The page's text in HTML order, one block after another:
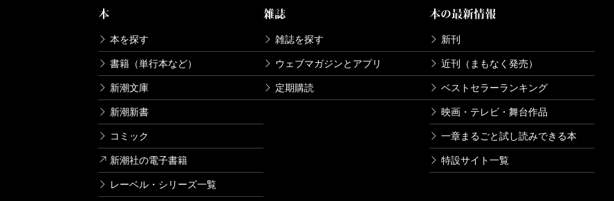
本
本を探す
書籍（単行本など）
新潮文庫
新潮新書
コミック
新潮社の電子書籍
レーベル・シリーズ一覧
雑誌
雑誌を探す
ウェブマガジンとアプリ
定期購読
本の最新情報
新刊
近刊（まもなく発売）
ベストセラーランキング
映画・テレビ・舞台作品
一章まるごと試し読みできる本
特設サイト一覧